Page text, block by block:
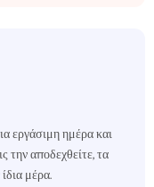
εργάσιμη ημέρα και
αποδεχθείτε, τα
μέρα.